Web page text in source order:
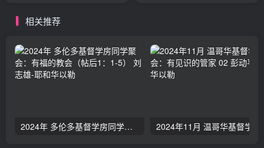
相关推荐
2024年 多伦多基督学房同学聚会：有福的教会（帖后1：1-5） 刘志雄